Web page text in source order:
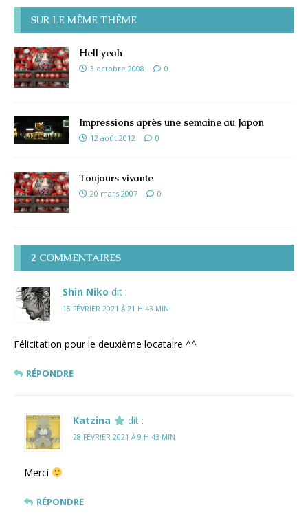
SUR LE MÊME THÈME
Hell yeah
3 octobre 2008 0
Impressions après une semaine au Japon
12 août 2012 0
Toujours vivante
20 mars 2007 0
2 COMMENTAIRES
Shin Niko dit :
15 FÉVRIER 2021 À 21 H 43 MIN
Félicitation pour le deuxième locataire ^^
RÉPONDRE
Katzina dit :
28 FÉVRIER 2021 À 9 H 43 MIN
Merci
RÉPONDRE